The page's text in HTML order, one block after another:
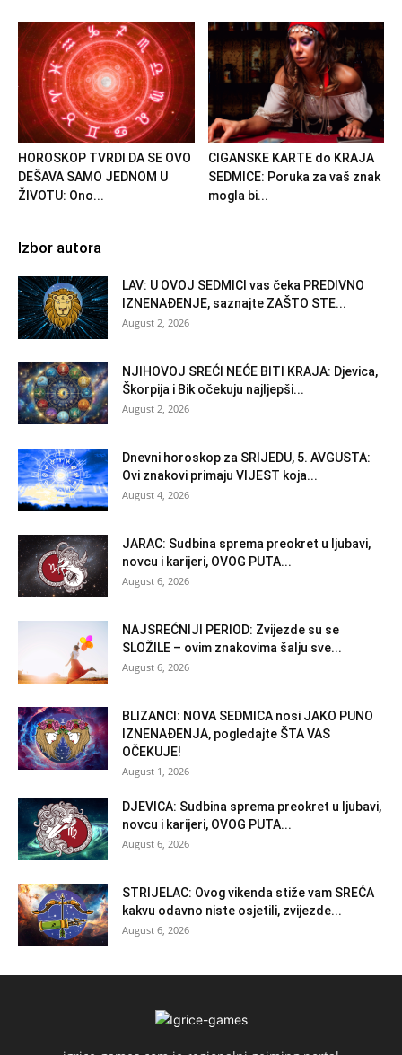
HOROSKOP TVRDI DA SE OVO
DEŠAVA SAMO JEDNOM U
ŽIVOTU: Ono...
CIGANSKE KARTE do KRAJA
SEDMICE: Poruka za vaš znak
mogla bi...
Izbor autora
LAV: U OVOJ SEDMICI vas čeka PREDIVNO
IZNENAĐENJE, saznajte ZAŠTO STE...
August 2, 2026
NJIHOVOJ SREĆI NEĆE BITI KRAJA: Djevica,
Škorpija i Bik očekuju najljepši...
August 2, 2026
Dnevni horoskop za SRIJEDU, 5. AVGUSTA:
Ovi znakovi primaju VIJEST koja...
August 4, 2026
JARAC: Sudbina sprema preokret u ljubavi,
novcu i karijeri, OVOG PUTA...
August 6, 2026
NAJSREĆNIJI PERIOD: Zvijezde su se
SLOŽILE – ovim znakovima šalju sve...
August 6, 2026
BLIZANCI: NOVA SEDMICA nosi JAKO PUNO
IZNENAĐENJA, pogledajte ŠTA VAS
OČEKUJE!
August 1, 2026
DJEVICA: Sudbina sprema preokret u ljubavi,
novcu i karijeri, OVOG PUTA...
August 6, 2026
STRIJELAC: Ovog vikenda stiže vam SREĆA
kakvu odavno niste osjetili, zvijezde...
August 6, 2026